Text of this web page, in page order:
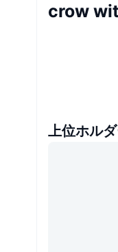
crow
上位ホル